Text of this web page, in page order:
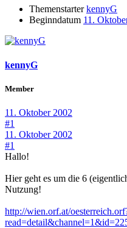
Themenstarter kennyG
Beginndatum 11.
kennyG
Member
11. Oktober 2002
#1
11. Oktober 2002
#1
Hallo!
Hier geht es um die 6
Nutzung!
http://wien.orf.at/